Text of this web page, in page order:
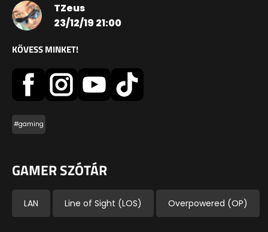
TZeus
23/12/19 21:00
KÖVESS MINKET!
#gaming
GAMER SZÓTÁR
LAN Line of Sight (LOS) Overpowered (OP)